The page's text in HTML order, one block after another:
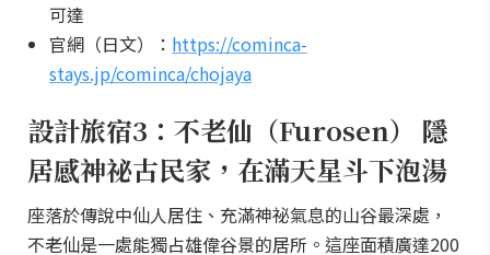
可達
官網（日文）： https://cominca-
stays.jp/cominca/chojaya
設計旅宿3：不老仙（Furosen） 隱
居感神祕古民家，在滿天星斗下泡湯
座落於傳說中仙人居住、充滿神祕氣息的山谷最深處，
不老仙是一處能獨占雄偉谷景的居所。這座面積廣達200